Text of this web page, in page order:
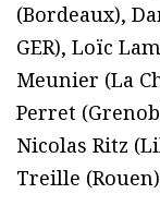
(Bordeaux),
GER), Loïc
Meunier (La
Perret
Nicolas Ritz
Treille